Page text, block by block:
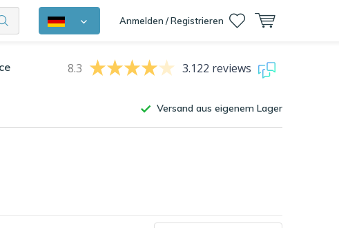
Anmelden / Registrieren
8.3 3.122 reviews
Versand aus eigenem Lager